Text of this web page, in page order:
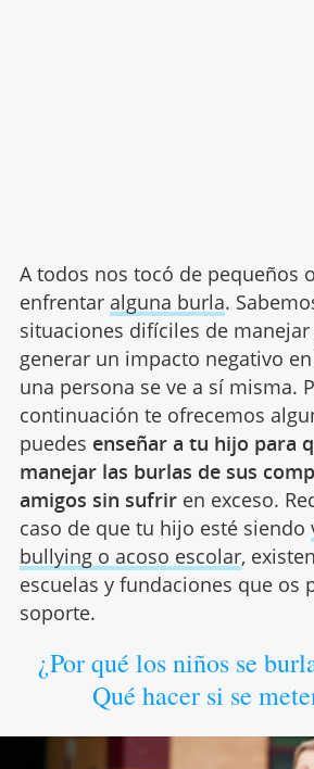
A todos nos tocó de pequeños
enfrentar alguna burla.
situaciones difíciles de
generar un impacto negativo
una persona se ve a sí misma.
continuación te ofrecemos
puedes enseñar a tu hijo para
manejar las burlas de sus
amigos sin sufriren exceso.
caso de que tu hijo esté siendo
bullying o acoso escolar,
escuelas y fundaciones que os
soporte.
¿Por qué los niños se
Qué hacer si se